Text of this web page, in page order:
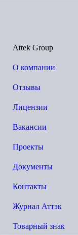
Attek Group
О компании
Отзывы
Лицензии
Вакансии
Проекты
Документы
Контакты
Журнал Аттэк
Товарный знак